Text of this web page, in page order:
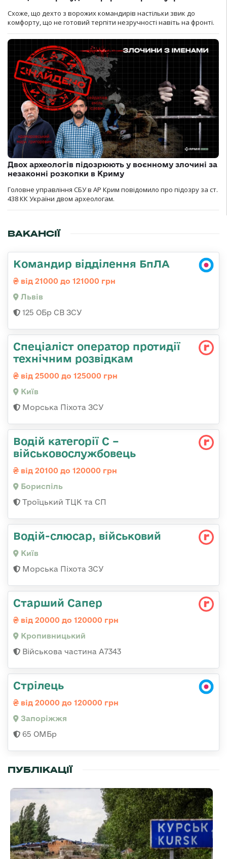
Схоже, що дехто з ворожих командирів настільки звик до
комфорту, що не готовий терпіти незручності навіть на фронті.
Двох археологів підозрюють у воєнному злочині за
незаконні розкопки в Криму
Головне управління СБУ в АР Крим повідомило про підозру за ст.
438 КК України двом археологам.
ВАКАНСІЇ
Командир відділення БпЛА
від 21000 до 121000 грн
Львів
125 ОБр СВ ЗСУ
Спеціаліст оператор протидії
технічним розвідкам
від 25000 до 125000 грн
Київ
Морська Піхота ЗСУ
Водій категорії С –
військовослужбовець
від 20100 до 120000 грн
Бориспіль
Троїцький ТЦК та СП
Водій-слюсаp, військовий
Київ
Морська Піхота ЗСУ
Старший Сапер
від 20000 до 120000 грн
Кропивницький
Військова частина А7343
Стрілець
від 20000 до 120000 грн
Запоріжжя
65 ОМБр
ПУБЛІКАЦІЇ